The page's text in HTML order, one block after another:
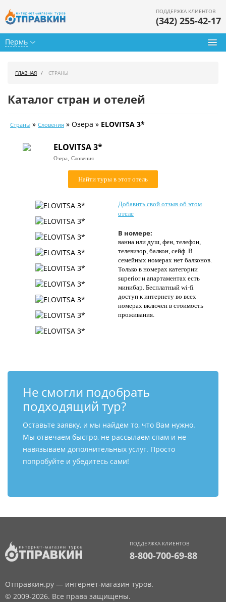
Пермь
ПОДДЕРЖКА КЛИЕНТОВ
(342) 255-42-17
Календарь туров
Цены дня
Контакты
ГЛАВНАЯ СТРАНЫ
Каталог стран и отелей
Страны » Словения » Озера » ELOVITSA 3*
ELOVITSA 3*
Озера, Словения
Найти туры в этот отель
Добавить свой отзыв об этом
отеле
В номере:
ванна или душ, фен, телефон,
телевизор, балкон, сейф. В
семейных номерах нет балконов.
Только в номерах категории
superior и апартаментах есть
минибар. Бесплатный wi-fi
доступ к интернету во всех
номерах включен в стоимость
проживания.
Не смогли подобрать
подходящий тур?
Оставьте заявку, и мы найдем то, что Вам нужно.
Мы отвечаем быстро, не рассылаем спам и не
навязываем дополнительных услуг. Просто
попробуйте и убедитесь сами!
ПОДДЕРЖКА КЛИЕНТОВ
8-800-700-69-88
Отправкин.ру — интернет-магазин туров.
© 2009-2026. Все права защищены.